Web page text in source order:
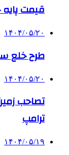
قیمت
۱۴۰۴/۰۵/۲۰
طرح خلع
۱۴۰۴/۰۵/۲۰
تصاحب
ترامپ
۱۴۰۴/۰۵/۱۹